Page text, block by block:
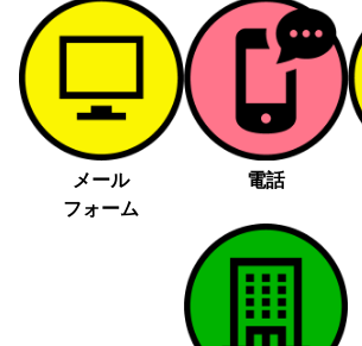
メール
フォーム
電話